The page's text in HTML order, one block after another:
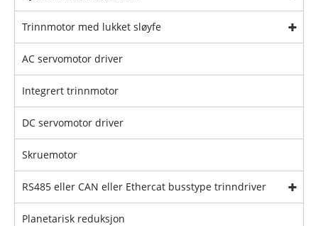
Trinnmotor med lukket sløyfe
AC servomotor driver
Integrert trinnmotor
DC servomotor driver
Skruemotor
RS485 eller CAN eller Ethercat busstype trinndriver
Planetarisk reduksjon